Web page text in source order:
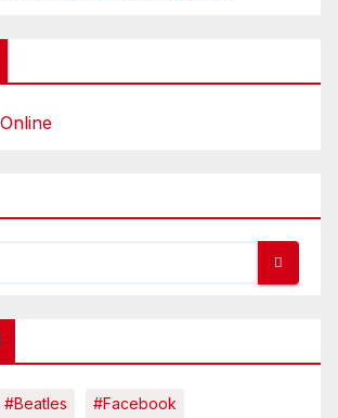
Online
#Beatles #Facebook